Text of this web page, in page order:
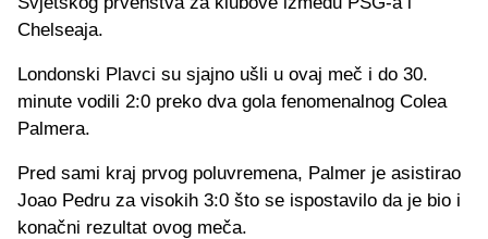
Chelseaja.
Londonski Plavci su sjajno ušli u ovaj meč i do 30.
minute vodili 2:0 preko dva gola fenomenalnog Colea
Palmera.
Pred sami kraj prvog poluvremena, Palmer je asistirao
Joao Pedru za visokih 3:0 što se ispostavilo da je bio i
konačni rezultat ovog meča.